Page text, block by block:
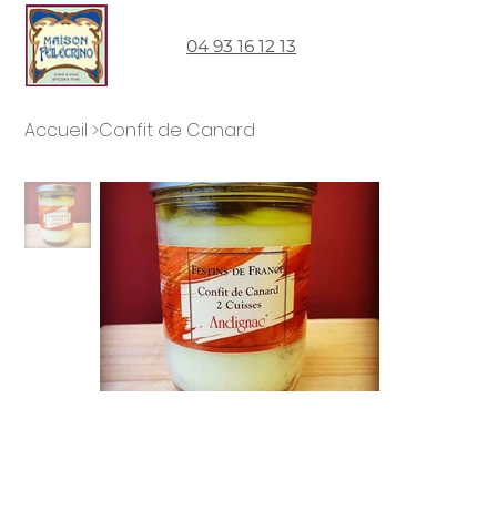
04 93 16 12 13
Accueil >Confit de Canard